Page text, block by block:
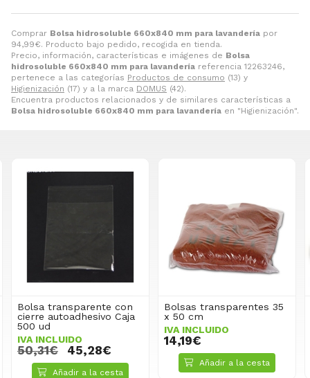
Comprar Bolsa hidrosoluble 660x840 mm para lavandería por
94,99€. Producto bajo pedido, recogida en tienda.
Precio, información, características e imágenes de Bolsa
hidrosoluble 660x840 mm para lavandería referencia 12263246,
pertenece a las categorías Productos de consumo (13) y
Higienización (17) y a la marca DOMUS (42).
Encuentra productos relacionados y de similares características a
Bolsa hidrosoluble 660x840 mm para lavandería en "Higienización".
Bolsa transparente con
cierre autoadhesivo Caja
500 ud
IVA INCLUIDO
50,31€ 45,28€
Añadir a la cesta
Bolsas transparentes 35
x 50 cm
IVA INCLUIDO
14,19€
Añadir a la cesta